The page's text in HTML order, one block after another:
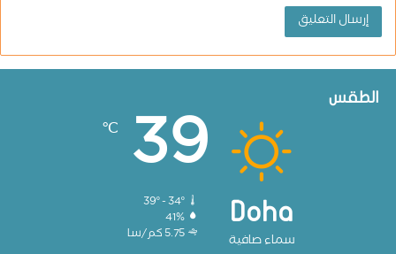
الطقس
Doha
سماء صافية
39
℃
39º - 34º
41%
5.75 كم/سا